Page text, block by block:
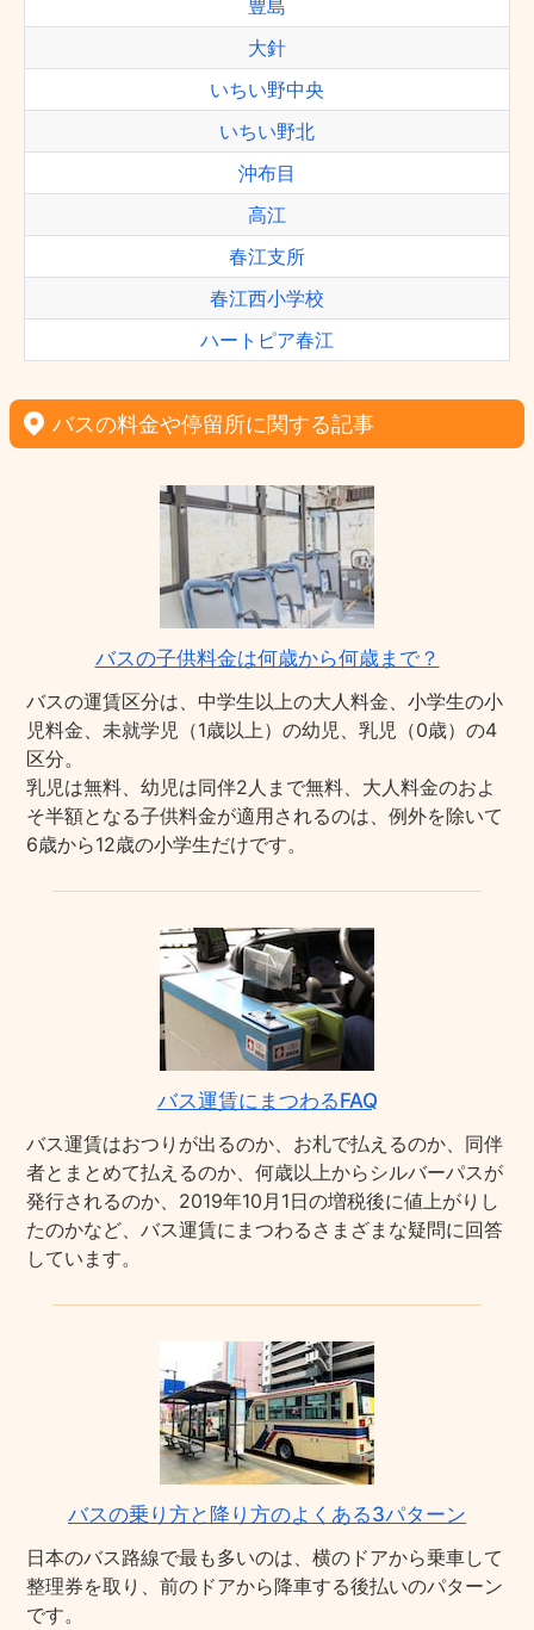
豊島
大針
いちい野中央
いちい野北
沖布目
高江
春江支所
春江西小学校
ハートピア春江
バスの料金や停留所に関する記事
バスの子供料金は何歳から何歳まで？
バスの運賃区分は、中学生以上の大人料金、小学生の小
児料金、未就学児（1歳以上）の幼児、乳児（0歳）の4
区分。
乳児は無料、幼児は同伴2人まで無料、大人料金のおよ
そ半額となる子供料金が適用されるのは、例外を除いて
6歳から12歳の小学生だけです。
バス運賃にまつわるFAQ
バス運賃はおつりが出るのか、お札で払えるのか、同伴
者とまとめて払えるのか、何歳以上からシルバーパスが
発行されるのか、2019年10月1日の増税後に値上がりし
たのかなど、バス運賃にまつわるさまざまな疑問に回答
しています。
バスの乗り方と降り方のよくある3パターン
日本のバス路線で最も多いのは、横のドアから乗車して
整理券を取り、前のドアから降車する後払いのパターン
です。